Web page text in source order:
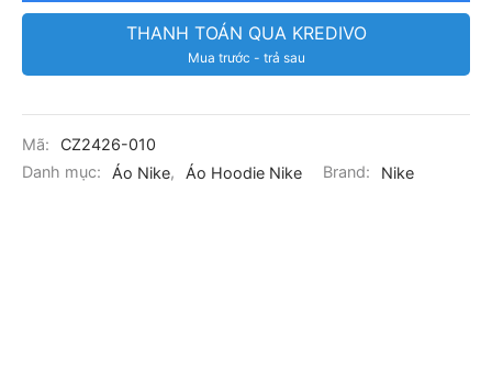
THANH TOÁN QUA KREDIVO
Mua trước - trả sau
Mã:
CZ2426-010
Danh mục:
Áo Nike, Áo Hoodie Nike Brand: Nike